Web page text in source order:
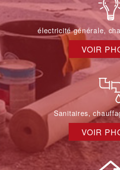
électricité générale,
VOIR
Sanitaires,
VOIR